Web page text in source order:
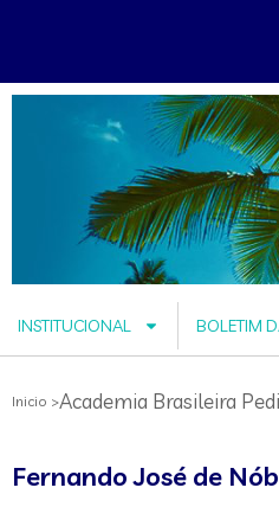
INSTITUCIONAL BOLETIM
Inicio >Academia Brasileira
Fernando José de